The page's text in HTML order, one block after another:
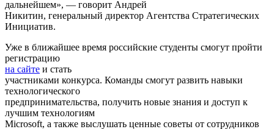
дальнейшем», — говорит Андрей
Никитин, генеральный директор Агентства Стратегических
Инициатив.
Уже в ближайшее время российские студенты смогут пройти
регистрацию
на сайте и стать
участниками конкурса. Команды смогут развить навыки
технологического
предпринимательства, получить новые знания и доступ к
лучшим технологиям
Microsoft, а также выслушать ценные советы от сотрудников